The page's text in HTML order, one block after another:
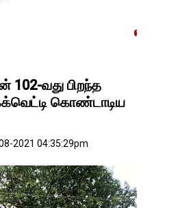
தங்கம்-வெள்ளி விலை
102-வது பிறந்த
கொண்டாடிய
2021 04:35:29pm